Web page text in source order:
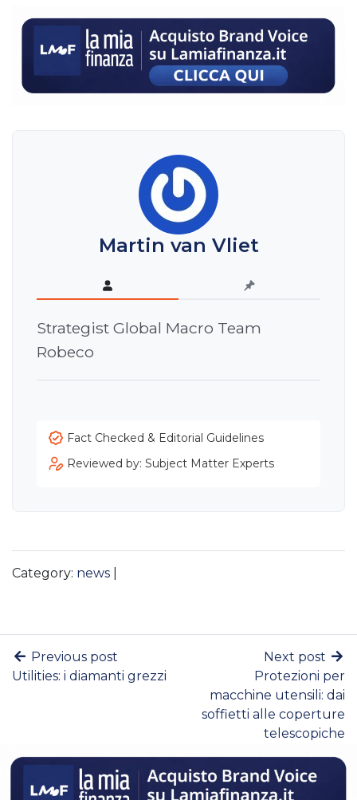
Martin van Vliet
Strategist Global Macro Team
Robeco
Fact Checked & Editorial Guidelines
Reviewed by: Subject Matter Experts
Category: news
Previous post
Utilities: i diamanti grezzi
Next post
Protezioni per
macchine utensili: dai
soffietti alle coperture
telescopiche